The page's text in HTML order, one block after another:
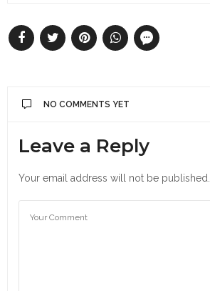
NO COMMENTS YET
Leave a Reply
Your email address will not be published.